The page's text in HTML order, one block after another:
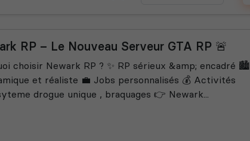
RP – Le Nouveau Serveur GTA RP 🚨
choisir Newark RP ? ✨ RP sérieux &amp; encadré 🏙️
et réaliste 💼 Jobs personnalisés 💰 Activités
drogue unique , braquages 👉 Newark...